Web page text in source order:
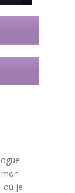
mon
où je